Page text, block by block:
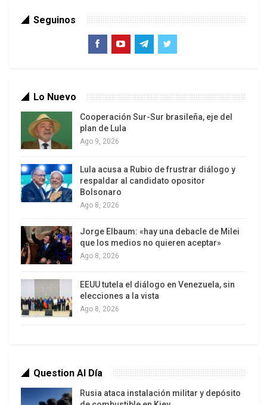
Jiménez Ramírez.
El sistema GLONASS, desarrollado por Rusia, es
la independencia tecnológica de los países
aliados. “La cooperación con Rusia nos posiciona
afirmó el ministro de Ciencia y Tecnología,
Gabriela Jiménez Ramírez.
La estación facilitará aplicaciones en áreas como
agricultura, gestión de desastres y monitoreo
ambiental. Además, se espera que impulse la
formación de talento local en tecnologías
espaciales.
La colaboración ruso-venezolana en el ámbito
espacial se consolida con este paso, abriendo
la infraestructura y los servicios derivados de
Seguinos
Lo Nuevo
Cooperación Sur-Sur brasileña, eje del
plan de Lula
Ago 9, 2026
Lula acusa a Rubio de frustrar diálogo y
respaldar al candidato opositor
Bolsonaro
Ago 8, 2026
Jorge Elbaum: «hay una debacle de Milei
que los medios no quieren aceptar»
Ago 8, 2026
EEUU tutela el diálogo en Venezuela, sin
elecciones a la vista
Ago 8, 2026
Question Al Día
Rusia ataca instalación militar y depósito